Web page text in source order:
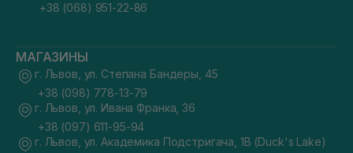
+38 (068) 951-22-86
МАГАЗИНЫ
г. Львов, ул. Степана Бандеры, 45
+38 (098) 778-13-79
г. Львов, ул. Ивана Франка, 36
+38 (097) 611-95-94
г. Львов, ул. Академика Подстригача, 1В (Duck's Lake)